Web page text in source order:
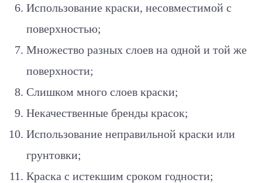
Использование краски, несовместимой с
поверхностью;
Множество разных слоев на одной и той же
поверхности;
Слишком много слоев краски;
Некачественные бренды красок;
Использование неправильной краски или
грунтовки;
Краска с истекшим сроком годности;